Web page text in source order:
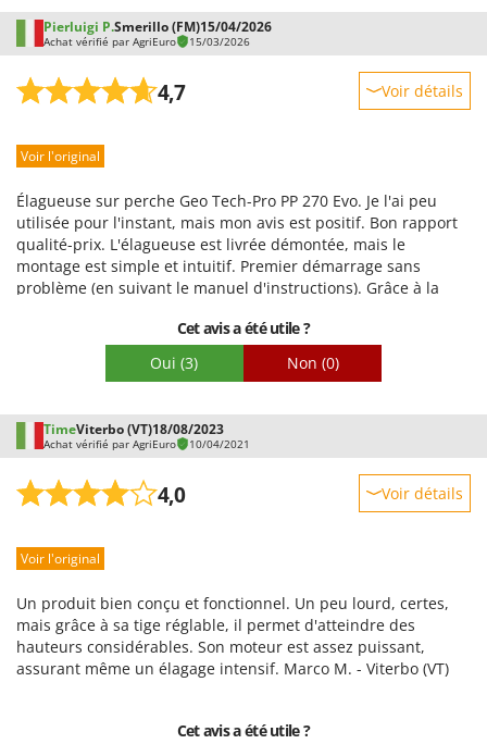
Pierluigi P.Smerillo (FM)15/04/2026
Achat vérifié par AgriEuro 15/03/2026
4,7 Voir détails
Prestations
Facilité d'utilisation
Qualité / Prix
Facilité de montage
Emballage
Voir l'original
Élagueuse sur perche Geo Tech-Pro PP 270 Evo. Je l'ai peu
utilisée pour l'instant, mais mon avis est positif. Bon rapport
qualité-prix. L'élagueuse est livrée démontée, mais le
montage est simple et intuitif. Premier démarrage sans
problème (en suivant le manuel d'instructions). Grâce à la
hautes. Dans cette position, le poids se fait sentir, mais je
pense que c'est le cas pour toutes les élagueuses. Les
vibrations ne sont pas excessives. La chaîne est très affûtée et
puissance même sur des branches d'un certain diamètre.
Points négatifs : j'ai constaté une perte d'huile importante au
niveau du réservoir de lubrification de la chaîne, même en
serrant la vis de réglage. Une poignée sur la perche (comme
sur les débroussailleuses) serait un plus, surtout avec la
vivent à la campagne et qui n'ont pas une utilisation
intensive, mais qui recherchent un outil efficace sans se
Cet avis a été utile ?
Oui (3) Non (0)
TimeViterbo (VT)18/08/2023
Achat vérifié par AgriEuro 10/04/2021
4,0 Voir détails
Prestations
Qualité / Prix
Facilité de montage
Voir l'original
Un produit bien conçu et fonctionnel. Un peu lourd, certes,
mais grâce à sa tige réglable, il permet d'atteindre des
hauteurs considérables. Son moteur est assez puissant,
assurant même un élagage intensif. Marco M. - Viterbo (VT)
Cet avis a été utile ?